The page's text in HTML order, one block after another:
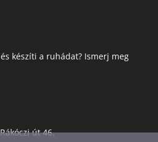
készíti a ruhádat? Ismerj meg
út 46.